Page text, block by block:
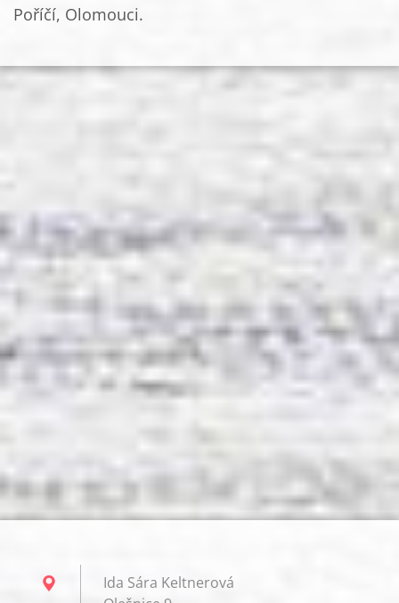
Poříčí, Olomouci.
Ida Sára Keltnerová